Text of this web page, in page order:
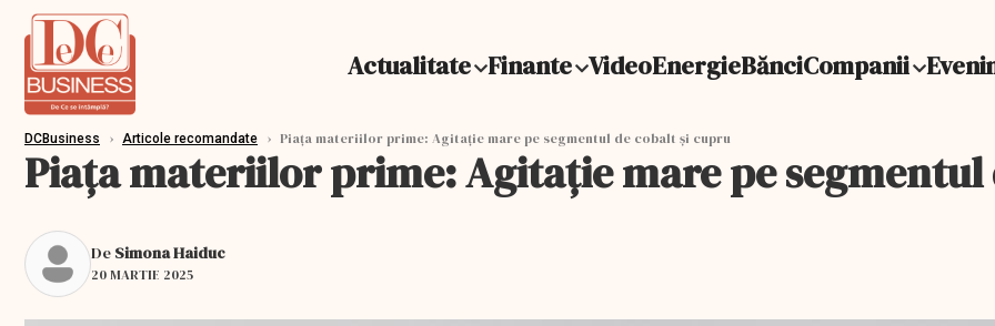
Actualitate Finante VideoEnergieBănciCompanii
DCBusiness › Articole recomandate › Piața materiilor prime: Agitație mare pe segmentul de cobalt și cupru
Piața materiilor prime: Agitație mare pe
De Simona Haiduc
20 MARTIE 2025